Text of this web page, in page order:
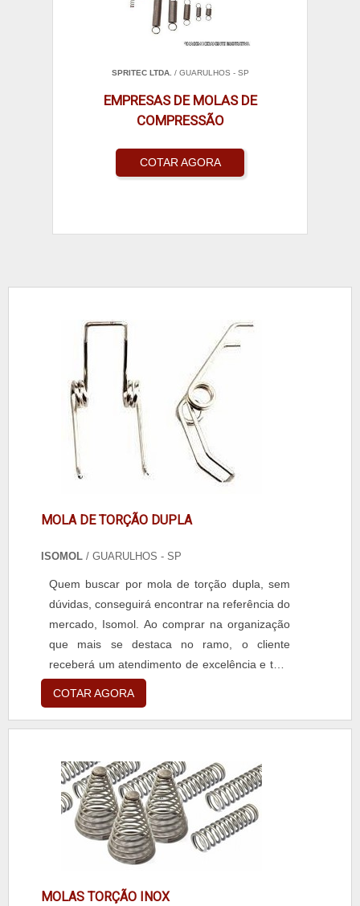
SPRITEC LTDA. / GUARULHOS - SP
EMPRESAS DE MOLAS DE
COMPRESSÃO
COTAR AGORA
MOLA DE TORÇÃO DUPLA
ISOMOL / GUARULHOS - SP
Quem buscar por mola de torção dupla, sem
dúvidas, conseguirá encontrar na referência do
mercado, Isomol. Ao comprar na organização
que mais se destaca no ramo, o cliente
receberá um atendimento de excelência e terá
a garantia de adquirir produtos que solucionem
qualquer demanda.MAIS SOBRE MOLA DE
descobre a Isomol. Uma companhia com alto
know-how em artef...
COTAR AGORA
MOLAS TORÇÃO INOX